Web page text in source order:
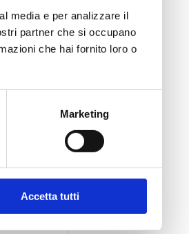
media e per analizzare il
partner che si occupano
che hai fornito loro o
Marketing
Accetta tutti